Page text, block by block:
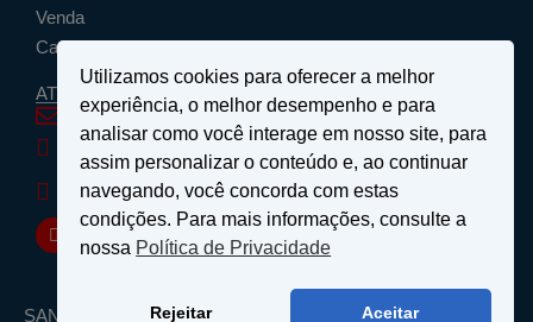
Venda
Cadastrar Seu Imóvel
ATENDIMENTO
santosemattosimoveis@hotmail.com
Rua Floriano Peixoto, nº 27 - Centro - São João da
Boa Vista, SP
SANTOS & MATTOS IMÓVEIS - Copyright ® 2026 - Todos os
Utilizamos cookies para oferecer a melhor
experiência, o melhor desempenho e para
analisar como você interage em nosso site, para
assim personalizar o conteúdo e, ao continuar
navegando, você concorda com estas
condições. Para mais informações, consulte a
nossa Política de Privacidade
Rejeitar Aceitar